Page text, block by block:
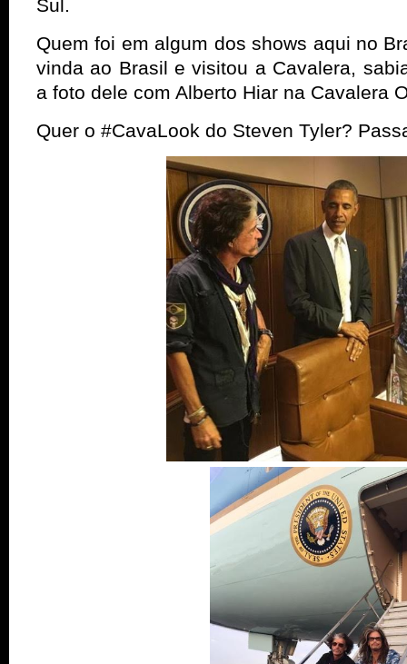
Sul.
Quem foi em algum dos shows aqui no
vinda ao Brasil e visitou a Cavalera,
a foto dele com Alberto Hiar na Cavalera
Quer o #CavaLook do Steven Tyler?